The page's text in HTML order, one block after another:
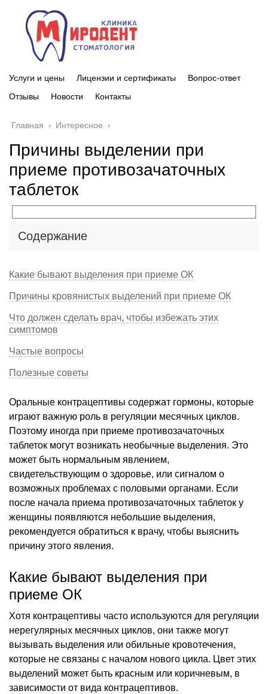
Услуги и цены Лицензии и сертификаты
Вопрос-ответ
Отзывы
Новости Контакты
Главная › Интересное ›
Причины выделении при
приеме противозачаточных
таблеток
Содержание
Какие бывают выделения при приеме ОК
Причины кровянистых выделений при приеме ОК
Что должен сделать врач, чтобы избежать этих
симптомов
Частые вопросы
Полезные советы
Оральные контрацептивы содержат гормоны, которые
играют важную роль в регуляции месячных циклов.
Поэтому иногда при приеме противозачаточных
таблеток могут возникать необычные выделения. Это
может быть нормальным явлением,
свидетельствующим о здоровье, или сигналом о
возможных проблемах с половыми органами. Если
после начала приема противозачаточных таблеток у
женщины появляются небольшие выделения,
рекомендуется обратиться к врачу, чтобы выяснить
причину этого явления.
Какие бывают выделения при
приеме ОК
Хотя контрацептивы часто используются для регуляции
нерегулярных месячных циклов, они также могут
вызывать выделения или обильные кровотечения,
которые не связаны с началом нового цикла. Цвет этих
выделений может быть красным или коричневым, в
зависимости от вида контрацептивов.